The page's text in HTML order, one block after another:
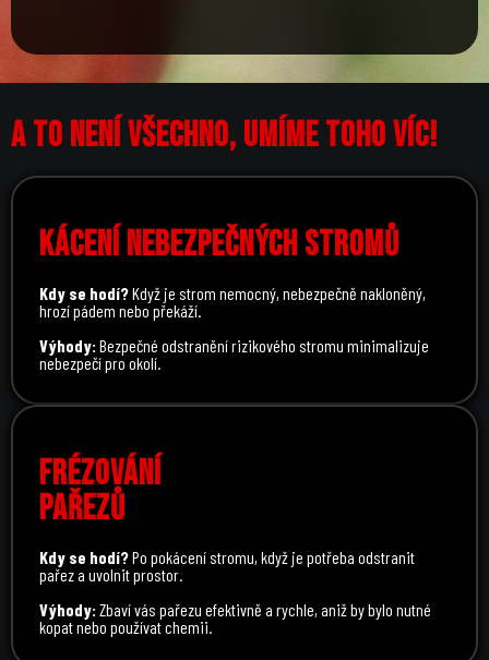
A TO NENÍ VŠECHNO, UMÍME TOHO VÍC!
KÁCENÍ NEBEZPEČNÝCH STROMŮ
Kdy se hodí?Když je strom nemocný, nebezpečně nakloněný,
hrozí pádem nebo překáží.
Výhody:Bezpečné odstranění rizikového stromu minimalizuje
nebezpečí pro okolí.
FRÉZOVÁNÍ
PAŘEZŮ
Kdy se hodí?Po pokácení stromu, když je potřeba odstranit
pařez a uvolnit prostor.
Výhody:Zbaví vás pařezu efektivně a rychle, aniž by bylo nutné
kopat nebo používat chemii.